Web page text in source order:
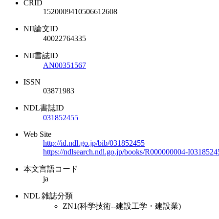
CRID
1520009410506612608
NII論文ID
40022764335
NII書誌ID
AN00351567
ISSN
03871983
NDL書誌ID
031852455
Web Site
http://id.ndl.go.jp/bib/031852455
https://ndlsearch.ndl.go.jp/books/R000000004-
本文言語コード
ja
NDL 雑誌分類
ZN1(科学技術--建設工学・建設業)